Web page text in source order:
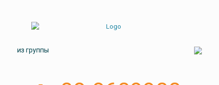
из группы